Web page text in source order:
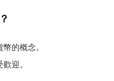
的概念。
迎。